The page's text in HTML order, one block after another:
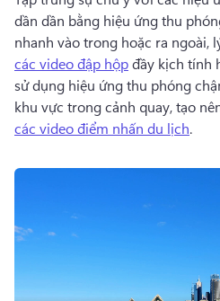
dần dần bằng hiệu ứng thu
nhanh vào trong hoặc ra ngoài,
các video đập hộp đầy kịch tính
sử dụng hiệu ứng thu phóng
khu vực trong cảnh quay, tạo
các video điểm nhấn du lịch.